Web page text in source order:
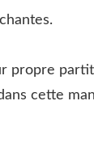
propre
cette